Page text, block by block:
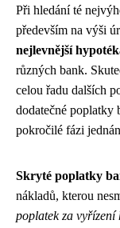
Při hledání té
především na výši
nejlevnější
různých bank.
celou řadu dalších
dodatečné
pokročilé fázi
Skryté poplatky
nákladů, kterou
poplatek za vyřízení